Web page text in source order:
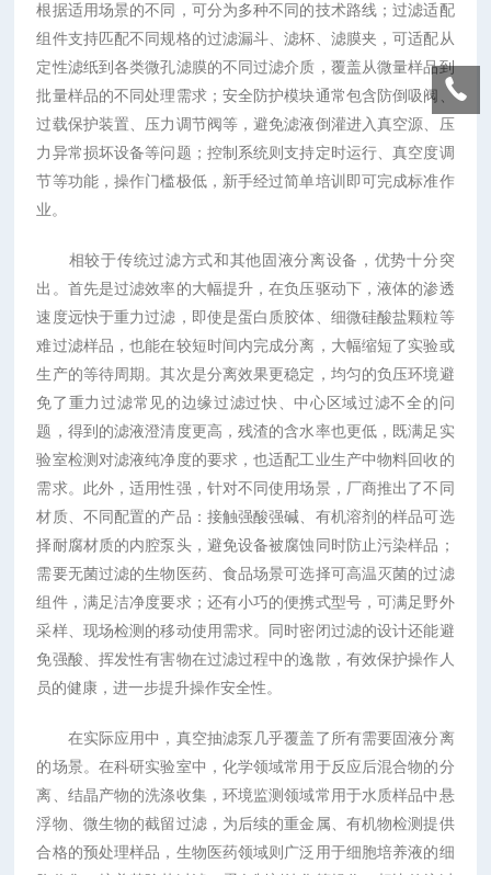
根据适用场景的不同，可分为多种不同的技术路线；过滤适配
组件支持匹配不同规格的过滤漏斗、滤杯、滤膜夹，可适配从
定性滤纸到各类微孔滤膜的不同过滤介质，覆盖从微量样品到
批量样品的不同处理需求；安全防护模块通常包含防倒吸阀、
过载保护装置、压力调节阀等，避免滤液倒灌进入真空源、压
力异常损坏设备等问题；控制系统则支持定时运行、真空度调
节等功能，操作门槛极低，新手经过简单培训即可完成标准作
业。
相较于传统过滤方式和其他固液分离设备，优势十分突
出。首先是过滤效率的大幅提升，在负压驱动下，液体的渗透
速度远快于重力过滤，即使是蛋白质胶体、细微硅酸盐颗粒等
难过滤样品，也能在较短时间内完成分离，大幅缩短了实验或
生产的等待周期。其次是分离效果更稳定，均匀的负压环境避
免了重力过滤常见的边缘过滤过快、中心区域过滤不全的问
题，得到的滤液澄清度更高，残渣的含水率也更低，既满足实
验室检测对滤液纯净度的要求，也适配工业生产中物料回收的
需求。此外，适用性强，针对不同使用场景，厂商推出了不同
材质、不同配置的产品：接触强酸强碱、有机溶剂的样品可选
择耐腐材质的内腔泵头，避免设备被腐蚀同时防止污染样品；
需要无菌过滤的生物医药、食品场景可选择可高温灭菌的过滤
组件，满足洁净度要求；还有小巧的便携式型号，可满足野外
采样、现场检测的移动使用需求。同时密闭过滤的设计还能避
免强酸、挥发性有害物在过滤过程中的逸散，有效保护操作人
员的健康，进一步提升操作安全性。
在实际应用中，真空抽滤泵几乎覆盖了所有需要固液分离
的场景。在科研实验室中，化学领域常用于反应后混合物的分
离、结晶产物的洗涤收集，环境监测领域常用于水质样品中悬
浮物、微生物的截留过滤，为后续的重金属、有机物检测提供
合格的预处理样品，生物医药领域则广泛用于细胞培养液的细